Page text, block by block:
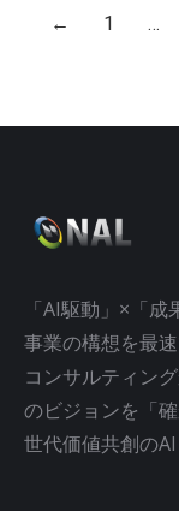
← 1 …
「AI駆動」×「
事業の構想を最速
コンサルティン
のビジョンを「
世代価値共創の